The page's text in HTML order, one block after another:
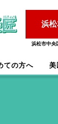
浜
浜松市中央
ての方へ 美